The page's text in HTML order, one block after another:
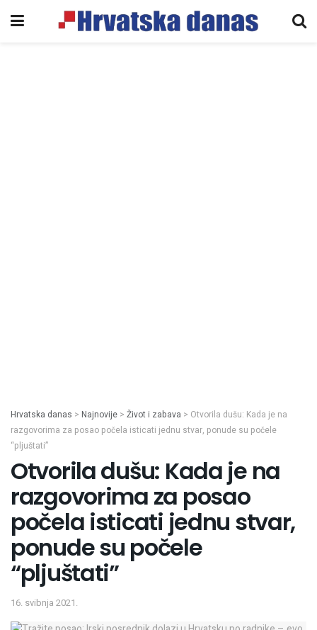
Hrvatska danas > Najnovije > Život i zabava > Otvorila dušu: Kada je na
razgovorima za posao počela isticati jednu stvar, ponude su počele
“pljuštati”
Otvorila dušu: Kada je na
razgovorima za posao
počela isticati jednu stvar,
ponude su počele
“pljuštati”
16. svibnja 2021.